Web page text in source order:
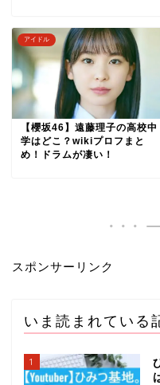
アイドル
【櫻坂46】遠藤理子の高校中
学はどこ？wikiプロフまと
め！ドラムが凄い！
スポンサーリンク
いま読まれている
1